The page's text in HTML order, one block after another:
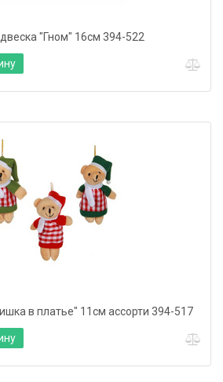
"Гном" 16см 394-522
в платье" 11см ассорти 394-517